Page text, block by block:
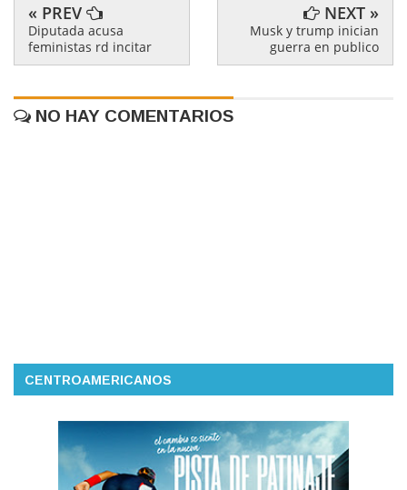
« PREV
Diputada acusa
feministas rd incitar
NEXT »
Musk y trump inician
guerra en publico
NO HAY COMENTARIOS
CENTROAMERICANOS